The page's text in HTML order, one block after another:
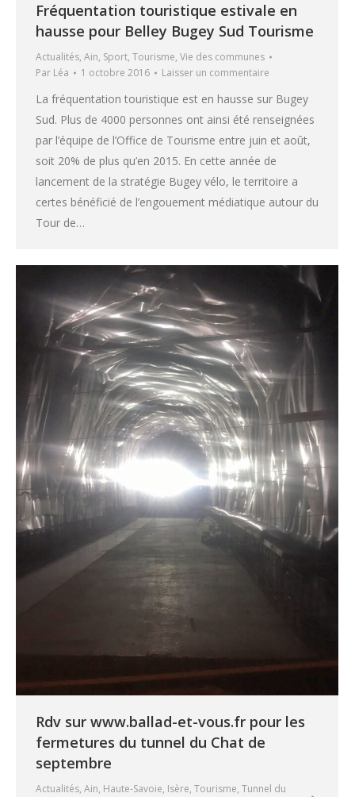
Fréquentation touristique estivale en
hausse pour Belley Bugey Sud Tourisme
Actualités, Ain, Sport, Tourisme, Vie des communes
Par Léa 1 octobre 2016 Laisser un commentaire
La fréquentation touristique est en hausse sur Bugey
Sud. Plus de 4000 personnes ont ainsi été renseignées
par l’équipe de l’Office de Tourisme entre juin et août,
soit 20% de plus qu’en 2015. En cette année de
lancement de la stratégie Bugey vélo, le territoire a
certes bénéficié de l’engouement médiatique autour du
Tour de…
Rdv sur www.ballad-et-vous.fr pour les
fermetures du tunnel du Chat de
septembre
Actualités, Ain, Haute-Savoie, Isère, Tourisme, Tunnel du